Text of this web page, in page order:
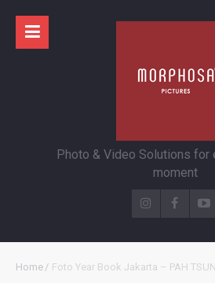
Photo & Video Solutions for
moment
Home / Foto Year Book Jakarta – PAH